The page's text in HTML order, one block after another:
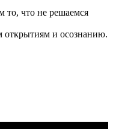
то, что не решаемся
открытиям и осознанию.